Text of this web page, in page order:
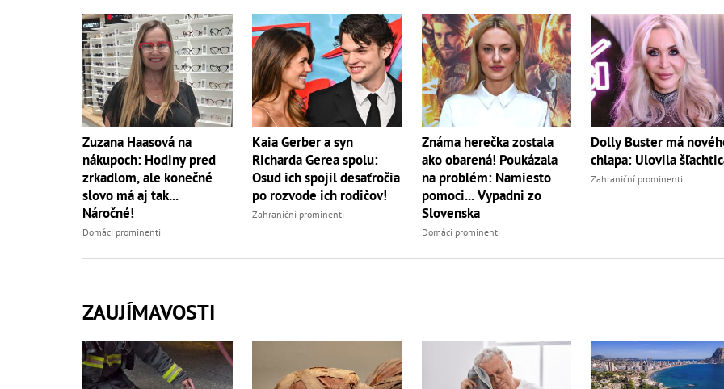
Zuzana Haasová na
nákupoch: Hodiny pred
zrkadlom, ale konečné
slovo má aj tak...
Náročné!
Domáci prominenti
Kaia Gerber a syn
Richarda Gerea spolu:
Osud ich spojil desaťročia
po rozvode ich rodičov!
Zahraniční prominenti
Známa herečka zostala
ako obarená! Poukázala
na problém: Namiesto
pomoci... Vypadni zo
Slovenska
Domáci prominenti
Dolly Buster má
chlapa: Ulovila
Zahraniční prominenti
ZAUJÍMAVOSTI